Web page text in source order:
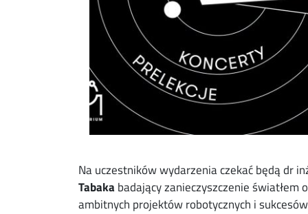
Na uczestników wydarzenia czekać będą dr
Tabaka badający zanieczyszczenie światłem
ambitnych projektów robotycznych i